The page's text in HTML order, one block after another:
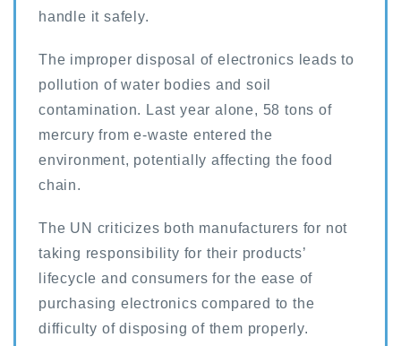
handle it safely.
The improper disposal of electronics leads to
pollution of water bodies and soil
contamination. Last year alone, 58 tons of
mercury from e-waste entered the
environment, potentially affecting the food
chain.
The UN criticizes both manufacturers for not
taking responsibility for their products’
lifecycle and consumers for the ease of
purchasing electronics compared to the
difficulty of disposing of them properly.